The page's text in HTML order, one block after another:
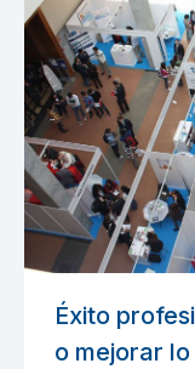
Éxito
o mejorar